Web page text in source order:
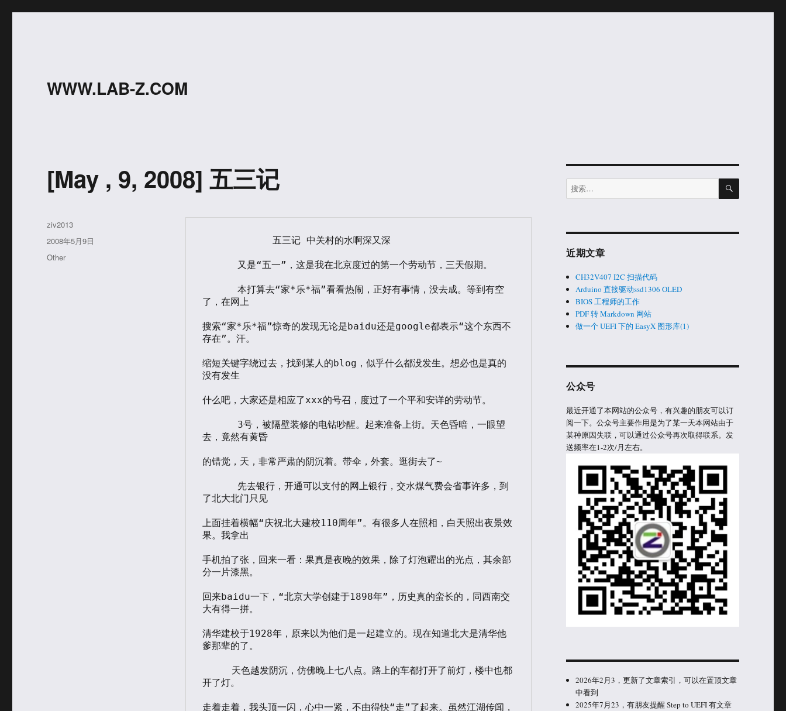
WWW.LAB-Z.COM
[May , 9, 2008] 五三记
了，在网上
搜索“家*乐*福”惊奇的发现无论是baidu还是google都表示“这个东西不
存在”。汗。
缩短关键字绕过去，找到某人的blog，似乎什么都没发生。想必也是真的
没有发生
什么吧，大家还是相应了xxx的号召，度过了一个平和安详的劳动节。
去，竟然有黄昏
的错觉，天，非常严肃的阴沉着。带伞，外套。逛街去了~
了北大北门只见
上面挂着横幅“庆祝北大建校110周年”。有很多人在照相，白天照出夜景效
果。我拿出
手机拍了张，回来一看：果真是夜晚的效果，除了灯泡耀出的光点，其余部
分一片漆黑。
回来baidu一下，“北京大学创建于1898年”，历史真的蛮长的，同西南交
大有得一拼。
清华建校于1928年，原来以为他们是一起建立的。现在知道北大是清华他
爹那辈的了。
开了灯。
走着走着，我头顶一闪，心中一紧，不由得快“走”了起来。虽然江湖传闻，
作
者
ziv2013
发
布
2008年5月9日
分
Other
搜
索：
搜
近期文章
CH32V407 I2C 扫描代码
Arduino 直接驱动ssd1306 OLED
BIOS 工程师的工作
PDF 转 Markdown 网站
做一个 UEFI 下的 EasyX 图形库(1)
公众号
最近开通了本网站的公众号，有兴趣的朋友可以订
阅一下。公众号主要作用是为了某一天本网站由于
某种原因失联，可以通过公众号再次取得联系。发
送频率在1-2次/月左右。
2026年2月3，更新了文章索引，可以在置顶文章
中看到
2025年7月23，有朋友提醒 Step to UEFI 有文章